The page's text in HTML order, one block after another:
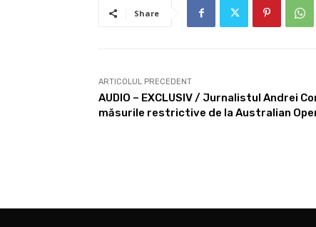
Share
ARTICOLUL PRECEDENT
AUDIO – EXCLUSIV / Jurnalistul Andrei
măsurile restrictive de la Australian